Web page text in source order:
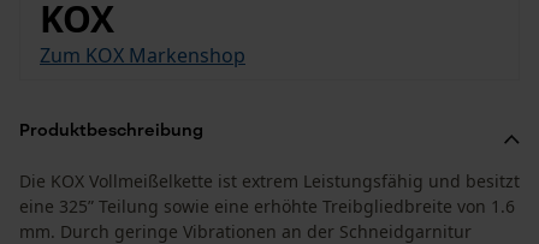
KOX
Zum KOX Markenshop
Produktbeschreibung
Die KOX Vollmeißelkette ist extrem Leistungsfähig und besitzt
eine 325” Teilung sowie eine erhöhte Treibgliedbreite von 1.6
mm. Durch geringe Vibrationen an der Schneidgarnitur